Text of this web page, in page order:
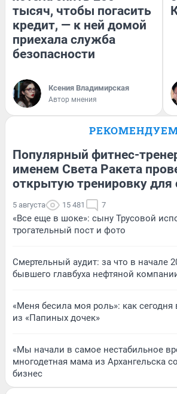
тысяч, чтобы погасить
кредит, — к ней домой
приехала служба
безопасности
Ксения Владимирская
Автор мнения
Популярный фитнес-
именем Света Ракета
открытую тренировку для
5 августа 15 481 7
«Все еще в шоке»: сыну Трусовой
трогательный пост и фото
Смертельный аудит: за что в начале
бывшего главбуха нефтяной
«Меня бесила моя роль»: как сегодня
из «Папиных дочек»
«Мы начали в самое нестабильное
многодетная мама из Архангельска
бизнес